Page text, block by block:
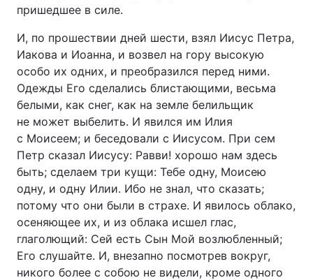
пришедшее в силе.
И, по прошествии дней шести, взял Иисус Петра,
Иакова и Иоанна, и возвел на гору высокую
особо их одних, и преобразился перед ними.
Одежды Его сделались блистающими, весьма
белыми, как снег, как на земле белильщик
не может выбелить. И явился им Илия
с Моисеем; и беседовали с Иисусом. При сем
Петр сказал Иисусу: Равви! хорошо нам здесь
быть; сделаем три кущи: Тебе одну, Моисею
одну, и одну Илии. Ибо не знал, что сказать;
потому что они были в страхе. И явилось облако,
осеняющее их, и из облака исшел глас,
глаголющий: Сей есть Сын Мой возлюбленный;
Его слушайте. И, внезапно посмотрев вокруг,
никого более с собою не видели, кроме одного